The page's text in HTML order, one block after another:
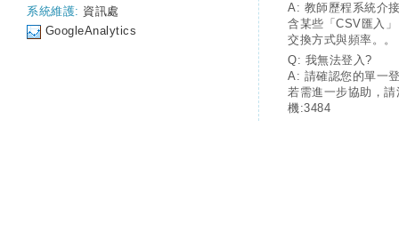
系統維護: 資訊處
GoogleAnalytics
A: 教師歷程系統介
含某些「CSV匯入
交換方式與頻率。。
Q: 我無法登入?
A: 請確認您的單一
若需進一步協助，
機:3484